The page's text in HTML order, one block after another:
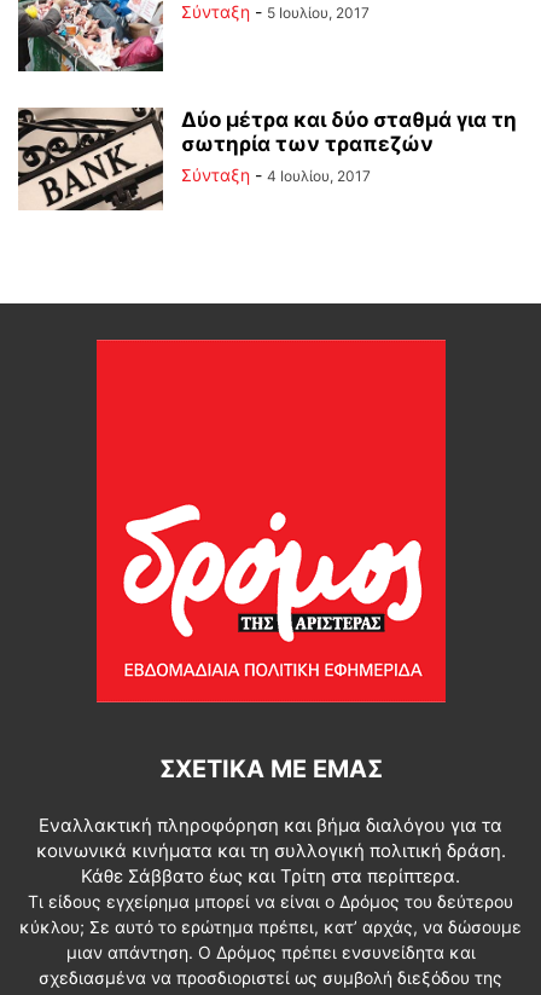
Σύνταξη - 5 Ιουλίου, 2017
Δύο μέτρα και δύο σταθμά για τη
σωτηρία των τραπεζών
Σύνταξη - 4 Ιουλίου, 2017
ΣΧΕΤΙΚΆ ΜΕ ΕΜΆΣ
Εναλλακτική πληροφόρηση και βήμα διαλόγου για τα
κοινωνικά κινήματα και τη συλλογική πολιτική δράση.
Κάθε Σάββατο έως και Τρίτη στα περίπτερα.
Τι είδους εγχείρημα μπορεί να είναι ο Δρόμος του δεύτερου
κύκλου; Σε αυτό το ερώτημα πρέπει, κατ’ αρχάς, να δώσουμε
μιαν απάντηση. Ο Δρόμος πρέπει ενσυνείδητα και
σχεδιασμένα να προσδιοριστεί ως συμβολή διεξόδου της